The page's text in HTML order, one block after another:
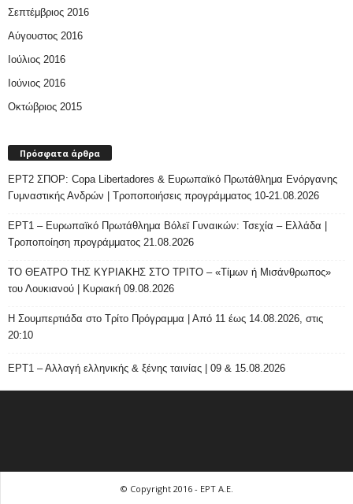
Σεπτέμβριος 2016
Αύγουστος 2016
Ιούλιος 2016
Ιούνιος 2016
Οκτώβριος 2015
Πρόσφατα άρθρα
ΕΡΤ2 ΣΠΟΡ: Copa Libertadores & Ευρωπαϊκό Πρωτάθλημα Ενόργανης
Γυμναστικής Ανδρών | Τροποποιήσεις προγράμματος 10-21.08.2026
ΕΡΤ1 – Ευρωπαϊκό Πρωτάθλημα Βόλεϊ Γυναικών: Τσεχία – Ελλάδα |
Τροποποίηση προγράμματος 21.08.2026
ΤΟ ΘΕΑΤΡΟ ΤΗΣ ΚΥΡΙΑΚΗΣ ΣΤΟ ΤΡΙΤΟ – «Τίμων ή Μισάνθρωπος»
του Λουκιανού | Κυριακή 09.08.2026
H Σουμπερτιάδα στο Τρίτο Πρόγραμμα | Από 11 έως 14.08.2026, στις
20:10
ΕΡΤ1 – Αλλαγή ελληνικής & ξένης ταινίας | 09 & 15.08.2026
© Copyright 2016 - ΕΡΤ Α.Ε.